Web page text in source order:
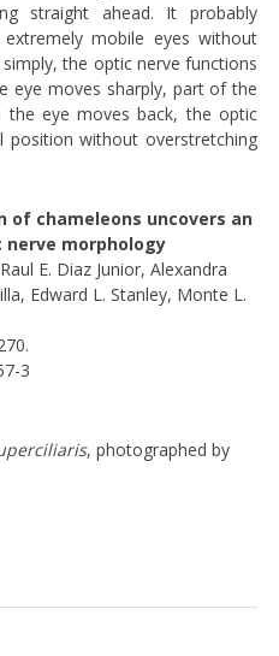
straight ahead. It probably
mobile eyes without
the optic nerve functions
eye moves sharply, part of the
the eye moves back, the optic
position without overstretching
chameleons uncovers an
morphology
E. Diaz Junior, Alexandra
Edward L. Stanley, Monte L.
3
, photographed by